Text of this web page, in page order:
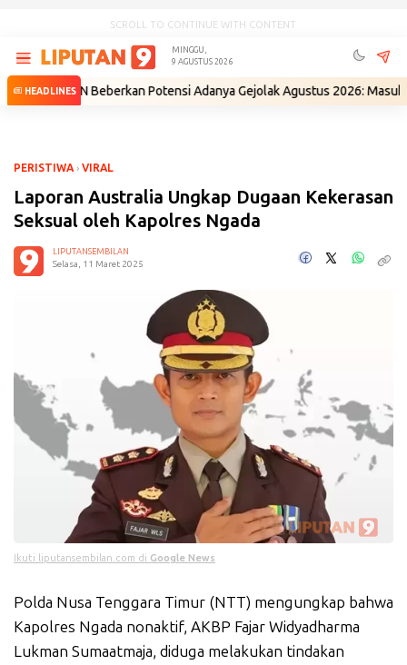
SCROLL TO CONTINUE WITH CONTENT
MINGGU,
9 AGUSTUS 2026
HEADLINES
BIN Beberkan Potensi Adanya Gejolak Agustus 2026: Masuk Fase
PERISTIWA› VIRAL
Laporan Australia Ungkap Dugaan Kekerasan
Seksual oleh Kapolres Ngada
LIPUTANSEMBILAN
Selasa, 11 Maret 2025
Ikuti liputansembilan.com di Google News
Polda Nusa Tenggara Timur (NTT) mengungkap bahwa
Kapolres Ngada nonaktif, AKBP Fajar Widyadharma
Lukman Sumaatmaja, diduga melakukan tindakan